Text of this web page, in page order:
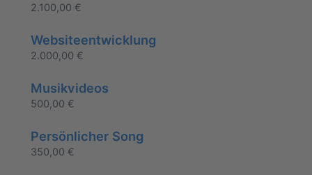
2.100,00 €
Websiteentwicklung
2.000,00 €
Musikvideos
500,00 €
Persönlicher Song
350,00 €